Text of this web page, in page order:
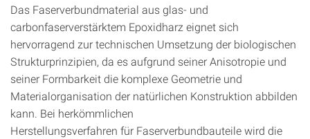
Das Faserverbundmaterial aus glas- und
carbonfaserverstärktem Epoxidharz eignet sich
hervorragend zur technischen Umsetzung der biologischen
Strukturprinzipien, da es aufgrund seiner Anisotropie und
seiner Formbarkeit die komplexe Geometrie und
Materialorganisation der natürlichen Konstruktion abbilden
kann. Bei herkömmlichen
Herstellungsverfahren für Faserverbundbauteile wird die